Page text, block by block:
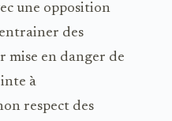
une opposition
des
mise en danger de
à
respect des